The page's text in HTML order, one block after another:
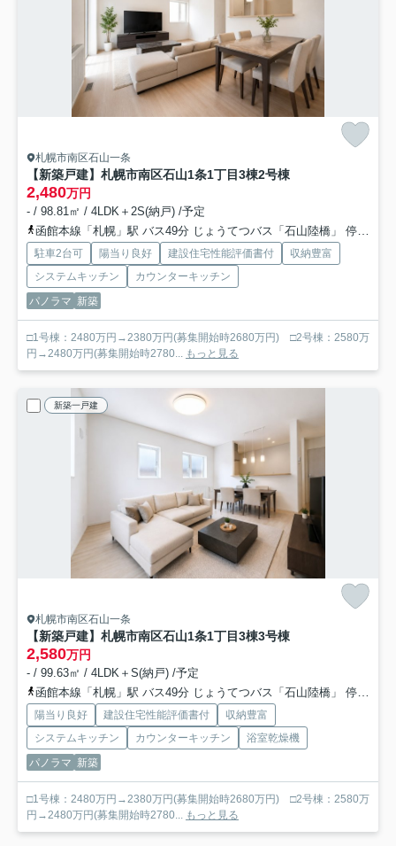
札幌市南区石山一条
【新築戸建】札幌市南区石山1条1丁目3棟2号棟
2,480万円
- / 98.81㎡ / 4LDK＋2S(納戸) /予定
函館本線「札幌」駅 バス49分 じょうてつバス「石山陸橋」 停歩5分
駐車2台可 陽当り良好 建設住宅性能評価書付
収納豊富
システムキッチン
カウンターキッチン
パノラマ 新築
□1号棟：2480万円→2380万円(募集開始時2680万円) □2号棟：2580万
円→2480万円(募集開始時2780... もっと見る
新築一戸建
札幌市南区石山一条
【新築戸建】札幌市南区石山1条1丁目3棟3号棟
2,580万円
- / 99.63㎡ / 4LDK＋S(納戸) /予定
函館本線「札幌」駅 バス49分 じょうてつバス「石山陸橋」 停歩5分
陽当り良好 建設住宅性能評価書付
収納豊富
システムキッチン
カウンターキッチン
浴室乾燥機
パノラマ 新築
□1号棟：2480万円→2380万円(募集開始時2680万円) □2号棟：2580万
円→2480万円(募集開始時2780... もっと見る